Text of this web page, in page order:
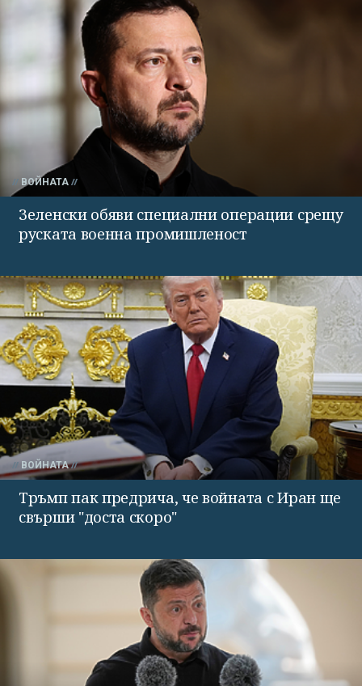
ВОЙНАТА
Зеленски обяви специални операции срещу
руската военна промишленост
ВОЙНАТА
Тръмп пак предрича, че войната с Иран ще
свърши "доста скоро"